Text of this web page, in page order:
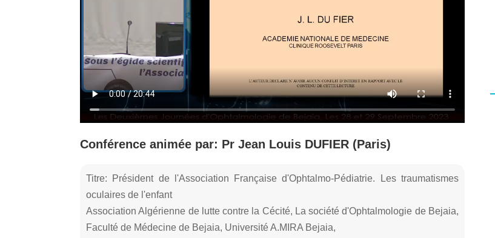
Conférence animée par: Pr Jean Louis DUFIER (Paris)
Titre: Président de l'Association Française d'Ophtalmo-Pédiatrie. Les traumatismes
oculaires de l'enfant
Association Algérienne de lutte contre la Cécité, La société d'Ophtalmologie de Bejaia,
Faculté de Médecine de Bejaia, Université A.MIRA Bejaia,